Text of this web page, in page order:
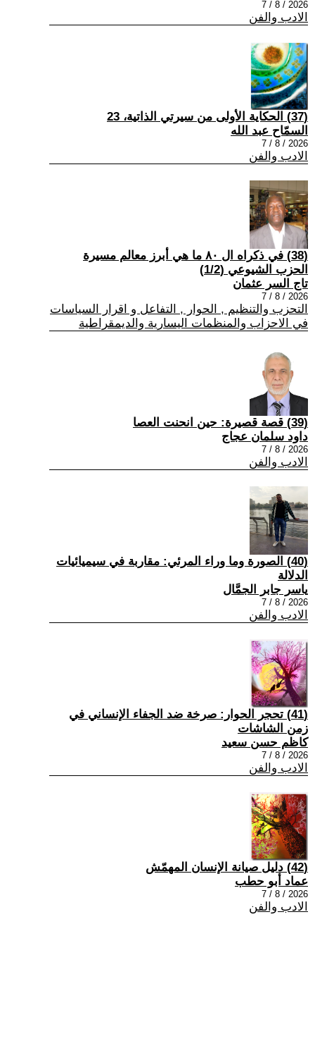
2026 / 8 / 7
الادب والفن
(37) الحكاية الأولى من سيرتي الذاتية، 23
السمّاح عبد الله
2026 / 8 / 7
الادب والفن
(38) في ذكراه ال ٨٠ ما هي أبرز معالم مسيرة
الحزب الشيوعي (1/2)
تاج السر عثمان
2026 / 8 / 7
التحزب والتنظيم , الحوار , التفاعل و اقرار السياسات
في الاحزاب والمنظمات اليسارية والديمقراطية
(39) قصة قصيرة: حين انحنت العصا
داود سلمان عجاج
2026 / 8 / 7
الادب والفن
(40) الصورة وما وراء المرئي: مقاربة في سيميائيات
الدلالة
ياسر جابر الجمَّال
2026 / 8 / 7
الادب والفن
(41) تحجر الحوار: صرخة ضد الجفاء الإنساني في
زمن الشاشات
كاظم حسن سعيد
2026 / 8 / 7
الادب والفن
(42) دليل صيانة الإنسان المهمّش
عماد أبو حطب
2026 / 8 / 7
الادب والفن